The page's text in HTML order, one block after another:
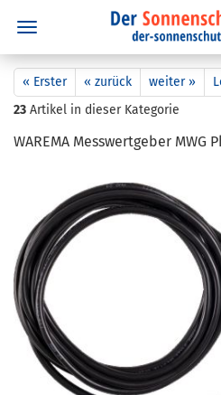
« Erster « zurück weiter »
23 Artikel in dieser Kategorie
WA­RE­MA Mess­wert­ge­ber MWG